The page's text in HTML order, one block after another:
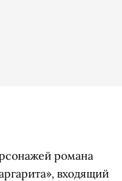
романа
входящий